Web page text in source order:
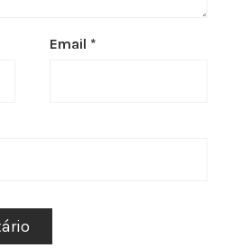
Email *